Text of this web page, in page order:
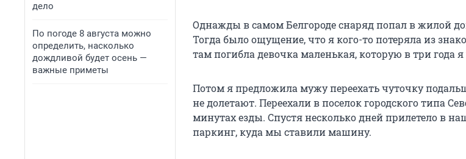
дело
По погоде 8 августа можно
определить, насколько
дождливой будет осень —
важные приметы
Однажды в самом Белгороде снаряд попал в жилой
Тогда было ощущение, что я кого-то потеряла из
там погибла девочка маленькая, которую в три года
Потом я предложила мужу переехать чуточку
не долетают. Переехали в поселок городского типа
минутах езды. Спустя несколько дней прилетело в
паркинг, куда мы ставили машину.